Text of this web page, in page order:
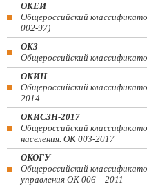
ОКЕИ
Общероссийский
002-97)
ОКЗ
Общероссийский
ОКИН
Общероссийский
2014
ОКИСЗН-2017
Общероссийский
населения. ОК 003-2017
ОКОГУ
Общероссийский
управления ОК 006 – 2011